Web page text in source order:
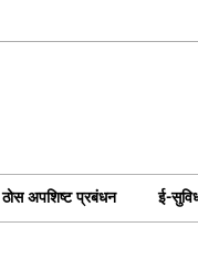
ठोस अपशिष्ट प्रबंधन ई-